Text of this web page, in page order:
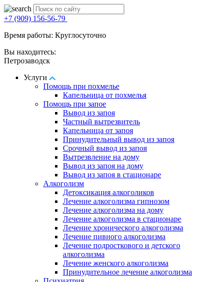
+7 (909) 156-56-79
Время работы: Круглосуточно
Вы находитесь:
Петрозаводск
Услуги
Помощь при похмелье
Капельница от похмелья
Помощь при запое
Вывод из запоя
Частный вытрезвитель
Капельница от запоя
Принудительный вывод из запоя
Срочный вывод из запоя
Вытрезвление на дому
Вывод из запоя на дому
Вывод из запоя в стационаре
Алкоголизм
Детоксикация алкоголиков
Лечение алкоголизма гипнозом
Лечение алкоголизма на дому
Лечение алкоголизма в стационаре
Лечение хронического алкоголизма
Лечение пивного алкоголизма
Лечение подросткового и детского
алкоголизма
Лечение женского алкоголизма
Принудительное лечение алкоголизма